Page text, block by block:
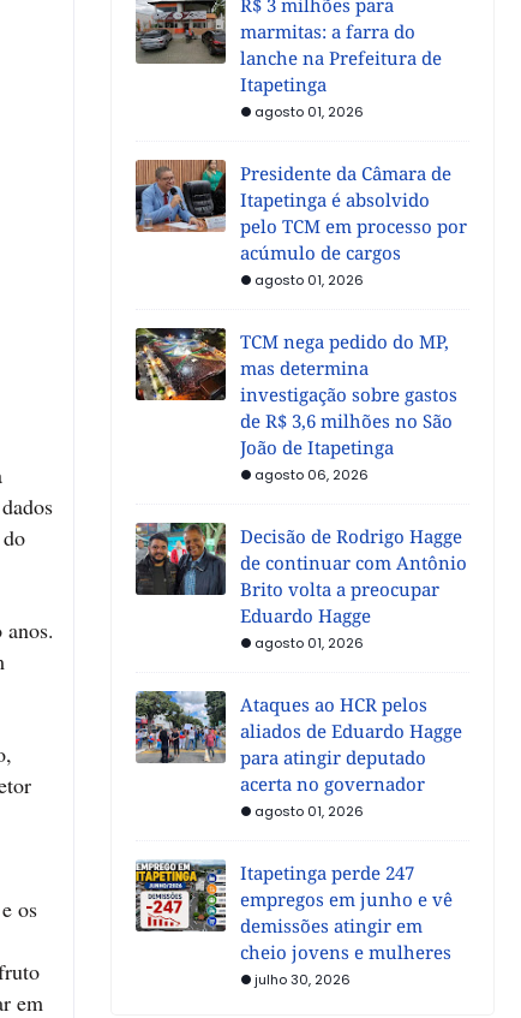
os
em
R$ 3 milhões para
marmitas: a farra do
lanche na Prefeitura de
Itapetinga
agosto 01, 2026
Presidente da Câmara de
Itapetinga é absolvido
pelo TCM em processo por
acúmulo de cargos
agosto 01, 2026
TCM nega pedido do MP,
mas determina
investigação sobre gastos
de R$ 3,6 milhões no São
João de Itapetinga
agosto 06, 2026
Decisão de Rodrigo Hagge
de continuar com Antônio
Brito volta a preocupar
Eduardo Hagge
agosto 01, 2026
Ataques ao HCR pelos
aliados de Eduardo Hagge
para atingir deputado
acerta no governador
agosto 01, 2026
Itapetinga perde 247
empregos em junho e vê
demissões atingir em
cheio jovens e mulheres
julho 30, 2026